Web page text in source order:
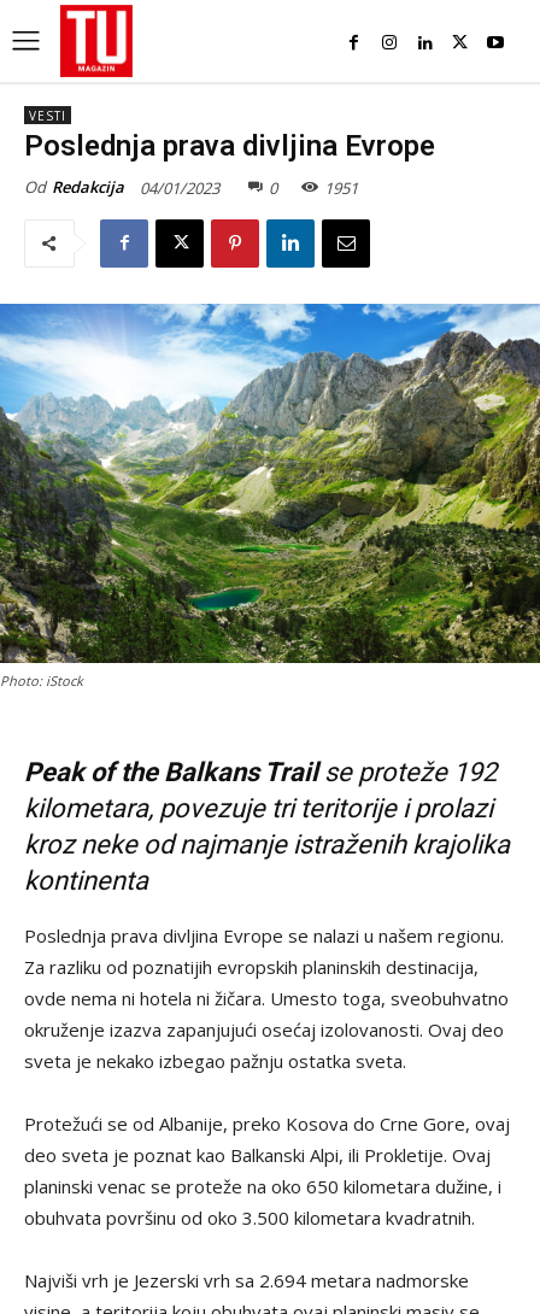
VESTI
Poslednja prava divljina Evrope
Od Redakcija 04/01/2023 0 1951
Photo: iStock
Peak of the Balkans Trailse proteže 192
kilometara, povezuje tri teritorije i prolazi
kroz neke od najmanje istraženih krajolika
kontinenta
Poslednja prava divljina Evrope se nalazi u našem regionu.
Za razliku od poznatijih evropskih planinskih destinacija,
ovde nema ni hotela ni žičara. Umesto toga, sveobuhvatno
okruženje izazva zapanjujući osećaj izolovanosti. Ovaj deo
sveta je nekako izbegao pažnju ostatka sveta.
Protežući se od Albanije, preko Kosova do Crne Gore, ovaj
deo sveta je poznat kao Balkanski Alpi, ili Prokletije. Ovaj
planinski venac se proteže na oko 650 kilometara dužine, i
obuhvata površinu od oko 3.500 kilometara kvadratnih.
Najviši vrh je Jezerski vrh sa 2.694 metara nadmorske